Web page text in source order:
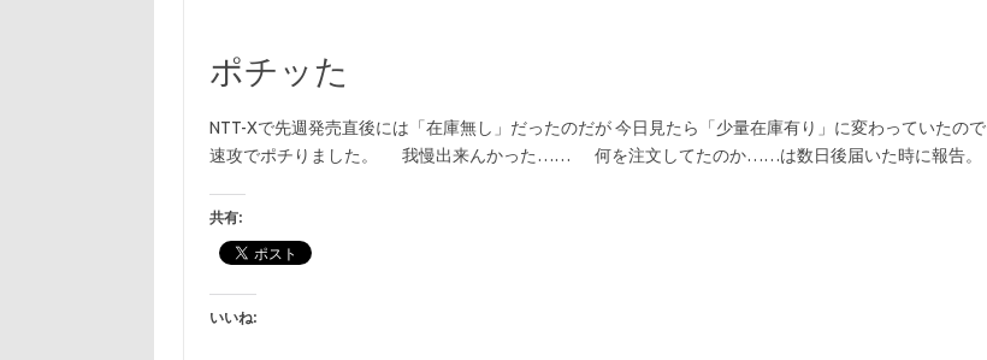
ポチッた
NTT-Xで先週発売直後には「在庫無し」だったのだが 今日見たら「少量在庫有り」に変わっていたので
速攻でポチりました。 我慢出来んかった…… 何を注文してたのか……は数日後届いた時に報告。
共有:
いいね: